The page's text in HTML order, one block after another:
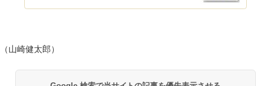
（山崎健太郎）